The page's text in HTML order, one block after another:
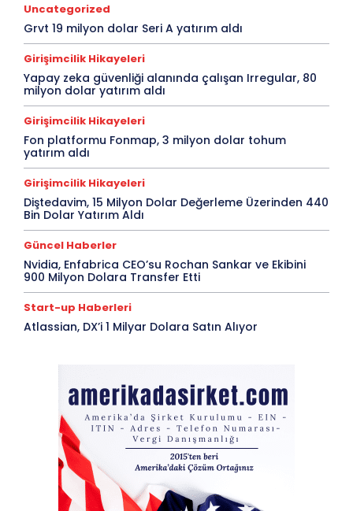
Uncategorized
Grvt 19 milyon dolar Seri A yatırım aldı
Girişimcilik Hikayeleri
Yapay zeka güvenliği alanında çalışan Irregular, 80
milyon dolar yatırım aldı
Girişimcilik Hikayeleri
Fon platformu Fonmap, 3 milyon dolar tohum
yatırım aldı
Girişimcilik Hikayeleri
Diştedavim, 15 Milyon Dolar Değerleme Üzerinden 440
Bin Dolar Yatırım Aldı
Güncel Haberler
Nvidia, Enfabrica CEO’su Rochan Sankar ve Ekibini
900 Milyon Dolara Transfer Etti
Start-up Haberleri
Atlassian, DX’i 1 Milyar Dolara Satın Alıyor